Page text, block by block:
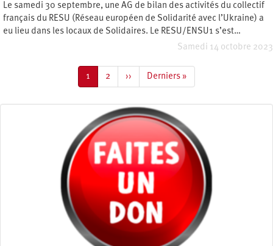
Le samedi 30 septembre, une AG de bilan des activités du collectif
français du RESU (Réseau européen de Solidarité avec l’Ukraine) a
eu lieu dans les locaux de Solidaires. Le RESU/ENSU1 s’est…
Samedi 14 octobre 2023
Page
courante
1 Page
2
Page
suivante
››
Dernière
page
Derniers »